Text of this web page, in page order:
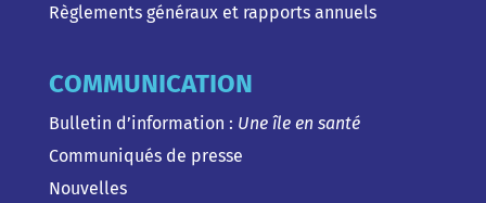
Règlements généraux et rapports annuels
COMMUNICATION
Bulletin d’information : Une île en santé
Communiqués de presse
Nouvelles